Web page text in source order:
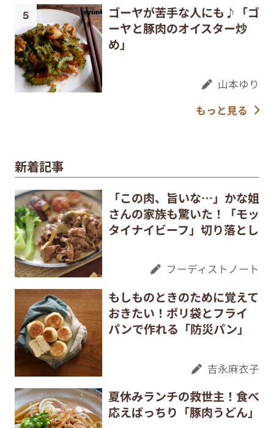
ゴーヤが苦手な人にも♪「ゴ
ーヤと豚肉のオイスター炒
め」
山本ゆり
もっと見る
新着記事
「この肉、旨いな…」かな姐
さんの家族も驚いた！「モッ
タイナイビーフ」切り落とし
フーディストノート
もしものときのために覚えて
おきたい！ポリ袋とフライ
パンで作れる「防災パン」
吉永麻衣子
夏休みランチの救世主！食べ
応えばっちり「豚肉うどん」